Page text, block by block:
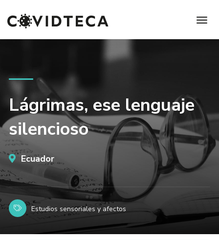
Lágrimas, ese lenguaje
silencioso
Ecuador
Estudios sensoriales y afectos